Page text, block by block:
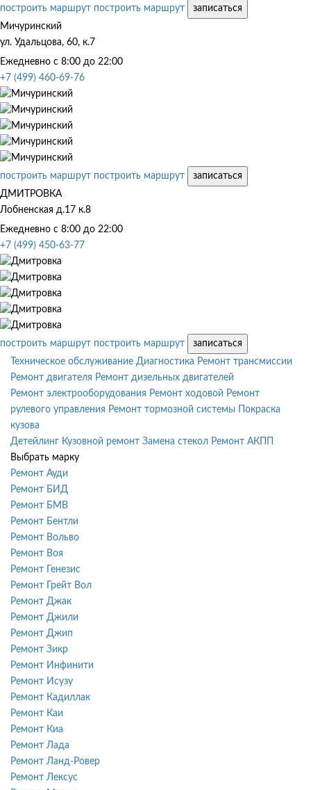
построить маршрут построить маршрут
записаться
Мичуринский
ул. Удальцова, 60, к.7
Ежедневно с 8:00 до 22:00
+7 (499) 460-69-76
построить маршрут построить маршрут
записаться
ДМИТРОВКА
Лобненская д.17 к.8
Ежедневно с 8:00 до 22:00
+7 (499) 450-63-77
построить маршрут построить маршрут
записаться
Техническое обслуживание Диагностика Ремонт трансмиссии
Ремонт двигателя Ремонт дизельных двигателей
Ремонт электрооборудования Ремонт ходовой Ремонт
рулевого управления Ремонт тормозной системы
Покраска
кузова
Детейлинг Кузовной ремонт Замена стекол Ремонт АКПП
Выбрать марку
Ремонт Ауди
Ремонт БИД
Ремонт БМВ
Ремонт Бентли
Ремонт Вольво
Ремонт Воя
Ремонт Генезис
Ремонт Грейт Вол
Ремонт Джак
Ремонт Джили
Ремонт Джип
Ремонт Зикр
Ремонт Инфинити
Ремонт Исузу
Ремонт Кадиллак
Ремонт Каи
Ремонт Киа
Ремонт Лада
Ремонт Ланд-Ровер
Ремонт Лексус